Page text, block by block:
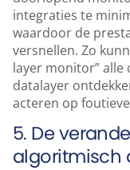
integraties te
waardoor de
versnellen. Zo
layer monitor” alle
datalayer
acteren op
5. De
algoritmisch